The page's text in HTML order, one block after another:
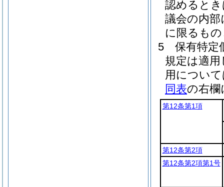
認めると
議会の内
に限るも
5
保有特定
規定は適
用につい
同表の右欄
第12条第1項
第12条第2項
第12条第2項第1号